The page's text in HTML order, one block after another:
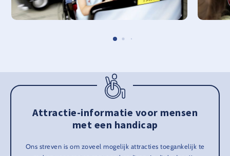
Attractie-informatie voor mensen
met een handicap
Ons streven is om zoveel mogelijk attracties toegankelijk te